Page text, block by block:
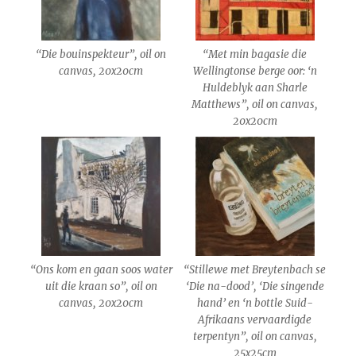
“Die bouinspekteur”, oil on
canvas, 20x20cm
“Met min bagasie die
Wellingtonse berge oor: ‘n
Huldeblyk aan Sharle
Matthews”, oil on canvas,
20x20cm
“Ons kom en gaan soos water
uit die kraan so”, oil on
canvas, 20x20cm
“Stillewe met Breytenbach se
‘Die na-dood’, ‘Die singende
hand’ en ‘n bottle Suid-
Afrikaans vervaardigde
terpentyn”, oil on canvas,
25x25cm